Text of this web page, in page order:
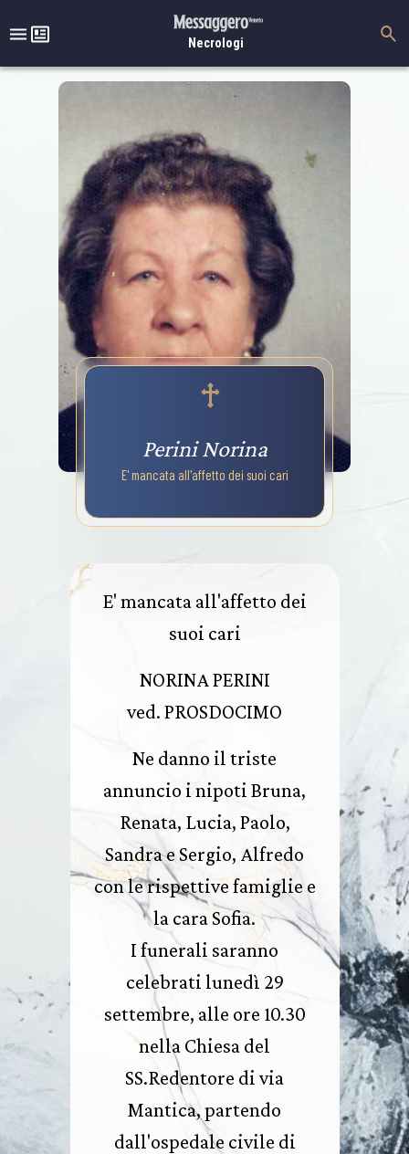
Necrologi
Perini Norina
E' mancata all'affetto dei suoi cari
E' mancata all'affetto dei
suoi cari
NORINA PERINI
ved. PROSDOCIMO
Ne danno il triste
annuncio i nipoti Bruna,
Renata, Lucia, Paolo,
Sandra e Sergio, Alfredo
con le rispettive famiglie e
la cara Sofia.
I funerali saranno
celebrati lunedì 29
settembre, alle ore 10.30
nella Chiesa del
SS.Redentore di via
Mantica, partendo
dall'ospedale civile di